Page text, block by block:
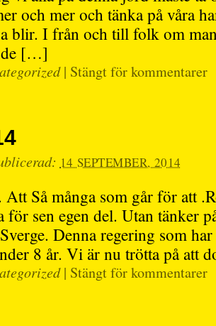
och mer och tänka på våra
blir. I från och till folk om
[…]
| Stängt för kommentarer
14 SEPTEMBER, 2014
Så många som går för att
för sen egen del. Utan tänker
Denna regering som
8 år. Vi är nu trötta på att
| Stängt för kommentarer